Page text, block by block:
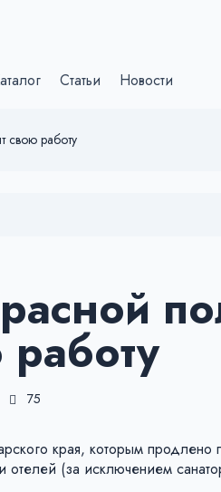
Статьи Новости
свою работу
75
края, которым продлено
отелей (за исключением